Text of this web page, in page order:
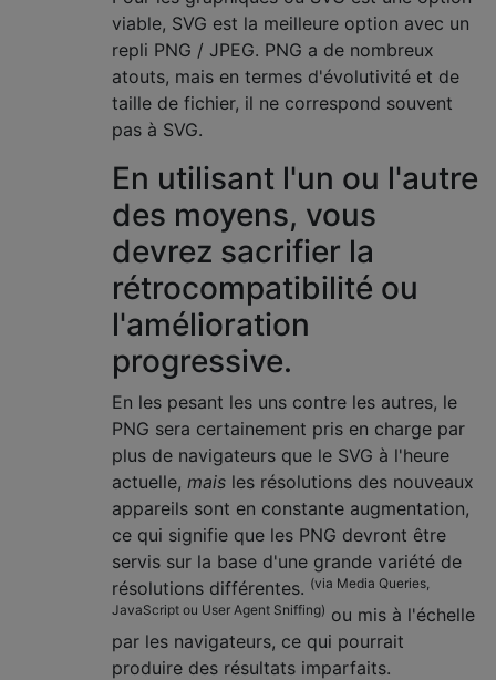
viable, SVG est la meilleure option avec un
repli PNG / JPEG. PNG a de nombreux
atouts, mais en termes d'évolutivité et de
taille de fichier, il ne correspond souvent
pas à SVG.
En utilisant l'un ou l'autre
des moyens, vous
devrez sacrifier la
rétrocompatibilité ou
l'amélioration
progressive.
En les pesant les uns contre les autres, le
PNG sera certainement pris en charge par
plus de navigateurs que le SVG à l'heure
actuelle, mais les résolutions des nouveaux
appareils sont en constante augmentation,
ce qui signifie que les PNG devront être
servis sur la base d'une grande variété de
résolutions différentes. (via Media Queries,
JavaScript ou User Agent Sniffing) ou mis à l'échelle
par les navigateurs, ce qui pourrait
produire des résultats imparfaits.